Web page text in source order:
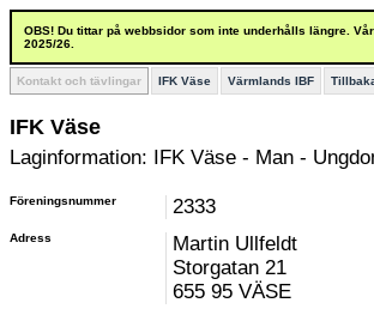
OBS! Du tittar på webbsidor som inte underhålls längre.
2025/26.
Kontakt och tävlingar IFK Väse Värmlands IBF
IFK Väse
Laginformation: IFK Väse - Man -
Föreningsnummer 2333
Adress
Martin Ullfeldt
Storgatan 21
655 95 VÄSE